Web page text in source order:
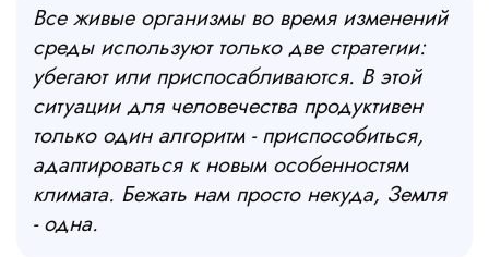
Все живые организмы во время изменений
среды используют только две стратегии:
убегают или приспосабливаются. В этой
ситуации для человечества продуктивен
только один алгоритм - приспособиться,
адаптироваться к новым особенностям
климата. Бежать нам просто некуда, Земля
- одна.